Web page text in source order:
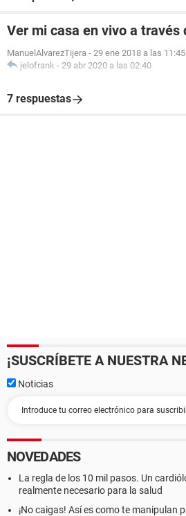
Ver mi casa en vivo a través
ManuelAlvarezTijera - 29 ene 2018 a las 11:45
jelofrank - 29 abr 2020 a las 02:40
7 respuestas
¡SUSCRÍBETE A NUESTRA
Noticias
NOVEDADES
La regla de los 10 mil pasos. Un
realmente necesario para la salud
¡No caigas! Así es como te manipulan